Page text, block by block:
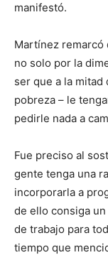
manifestó.
Martínez remarcó
no solo por la
ser que a la mitad
pobreza – le
pedirle nada a
Fue preciso al
gente tenga una
incorporarla a
de ello consiga
de trabajo para
tiempo que